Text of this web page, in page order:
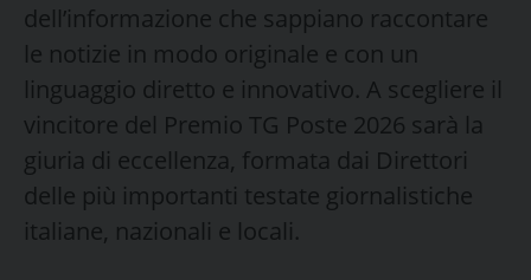
dell’informazione che sappiano raccontare
le notizie in modo originale e con un
linguaggio diretto e innovativo. A scegliere il
vincitore del Premio TG Poste 2026 sarà la
giuria di eccellenza, formata dai Direttori
delle più importanti testate giornalistiche
italiane, nazionali e locali.